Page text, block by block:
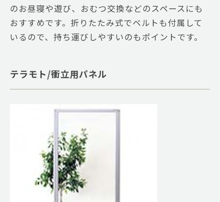
のお昼寝や遊び、おむつ交換などのスペースにも
おすすめです。折りたたみ式でベルトも付属して
いるので、持ち運びしやすいのもポイントです。
テラモト/衝立用パネル